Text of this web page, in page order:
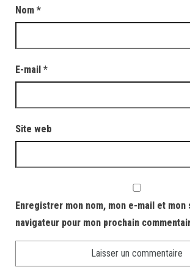
Nom *
E-mail *
Site web
Enregistrer mon nom, mon e-mail et mon
navigateur pour mon prochain